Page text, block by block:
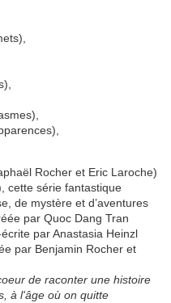
Rocher et Eric Laroche)
cette série fantastique
de mystère et d’aventures
par Quoc Dang Tran
par Anastasia Heinzl
par Benjamin Rocher et
de raconter une histoire
à l'âge où on quitte